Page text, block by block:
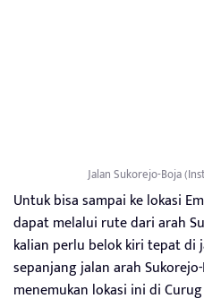
Jalan Sukorejo-Boja
Untuk bisa sampai ke lokasi
dapat melalui rute dari arah
kalian perlu belok kiri tepat di
sepanjang jalan arah
menemukan lokasi ini di